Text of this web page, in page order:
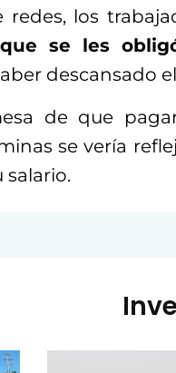
redes, los
se les
descansado
de que
se vería
salario.